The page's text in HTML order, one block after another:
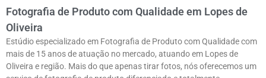
Fotografia de Produto com Qualidade em Lopes de
Oliveira
Estúdio especializado em Fotografia de Produto com Qualidade com
mais de 15 anos de atuação no mercado, atuando em Lopes de
Oliveira e região. Mais do que apenas tirar fotos, nós oferecemos um